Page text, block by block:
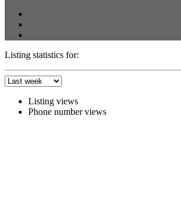
Listing statistics for:
Listing views
Phone number views